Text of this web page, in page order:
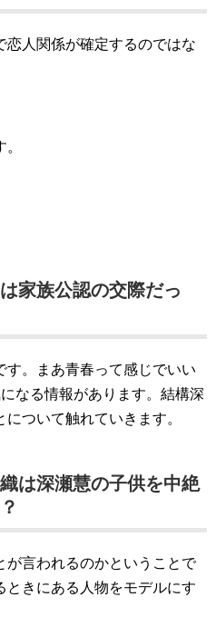
人関係が確定するのではな
家族公認の交際だっ
。まあ青春って感じでいい
なる情報があります。結構深
ついて触れていきます。
は深瀬慧の子供を中絶
が言われるのかということで
きにある人物をモデルにす